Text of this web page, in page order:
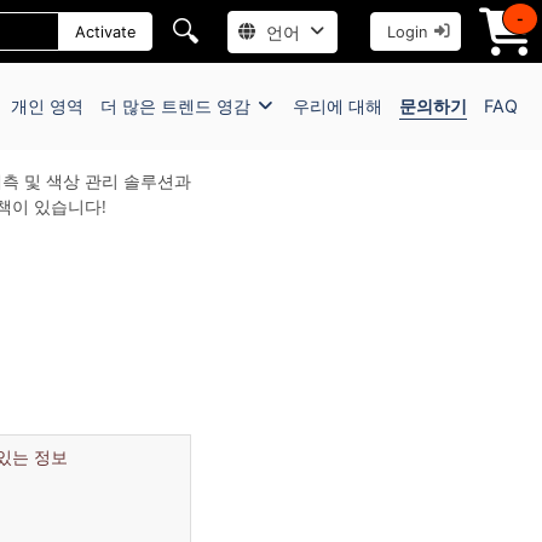
Activate 🔍 언어 Login
-
개인 영역 더 많은 트렌드 영감 우리에 대해 문의하기 FAQ
및 색상 관리 솔루션과
이 있습니다!
는 정보